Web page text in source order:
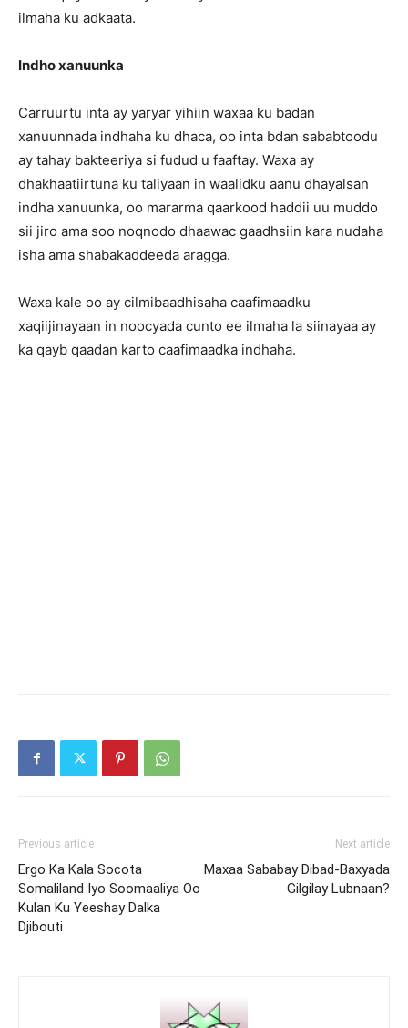
ilmaha ku adkaata.
Indho xanuunka
Carruurtu inta ay yaryar yihiin waxaa ku badan
xanuunnada indhaha ku dhaca, oo inta bdan sababtoodu
ay tahay bakteeriya si fudud u faaftay. Waxa ay
dhakhaatiirtuna ku taliyaan in waalidku aanu dhayalsan
indha xanuunka, oo mararma qaarkood haddii uu muddo
sii jiro ama soo noqnodo dhaawac gaadhsiin kara nudaha
isha ama shabakaddeeda aragga.
Waxa kale oo ay cilmibaadhisaha caafimaadku
xaqiijinayaan in noocyada cunto ee ilmaha la siinayaa ay
ka qayb qaadan karto caafimaadka indhaha.
Previous article
Ergo Ka Kala Socota
Somaliland Iyo Soomaaliya Oo
Kulan Ku Yeeshay Dalka
Djibouti
Next article
Maxaa Sababay Dibad-Baxyada
Gilgilay Lubnaan?